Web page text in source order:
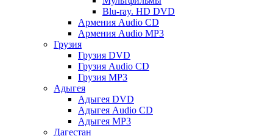
Blu-ray. HD DVD
Армения Audio CD
Армения Audio MP3
Грузия
Грузия DVD
Грузия Audio CD
Грузия MP3
Адыгея
Адыгея DVD
Адыгея Audio CD
Адыгея MP3
Дагестан